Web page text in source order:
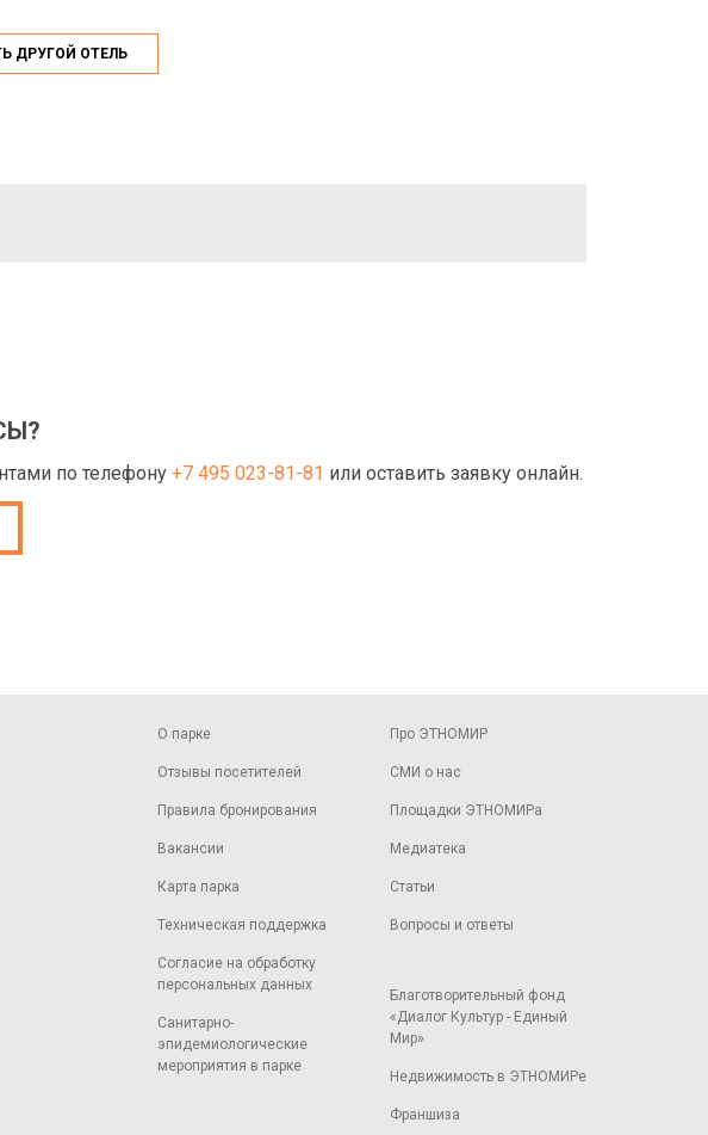
ДРУГОЙ ОТЕЛЬ
по телефону +7 495 023-81-81 или оставить заявку онлайн.
О парке
Отзывы посетителей
Правила бронирования
Вакансии
Карта парка
Техническая поддержка
Согласие на обработку
персональных данных
Санитарно-
эпидемиологические
мероприятия в парке
Про ЭТНОМИР
СМИ о нас
Площадки ЭТНОМИРа
Медиатека
Статьи
Вопросы и ответы
Благотворительный фонд
«Диалог Культур - Единый
Мир»
Недвижимость в ЭТНОМИРе
Франшиза